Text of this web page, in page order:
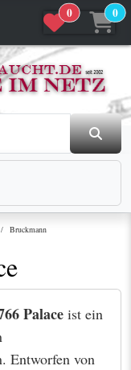
0 0
Bruckmann
Palace ist ein
Entworfen von